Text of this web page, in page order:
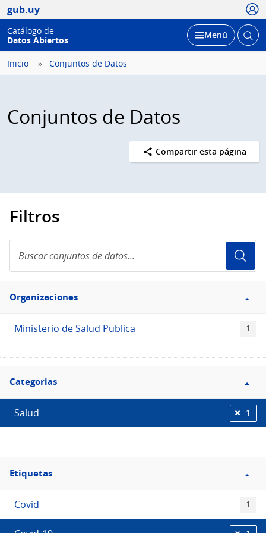
gub.uy
Catálogo de
Datos Abiertos
Desplegar
Menú Abrir
Inicio Conjuntos de Datos
Conjuntos de Datos
Compartir esta página
Filtros
conjuntos
de
Filtro
Organizaciones
Organizaciones
Ministerio de Salud Publica 1
Filtro
Categorias
Categorias
Salud 1
Filtro
Etiquetas
Etiquetas
Covid 1